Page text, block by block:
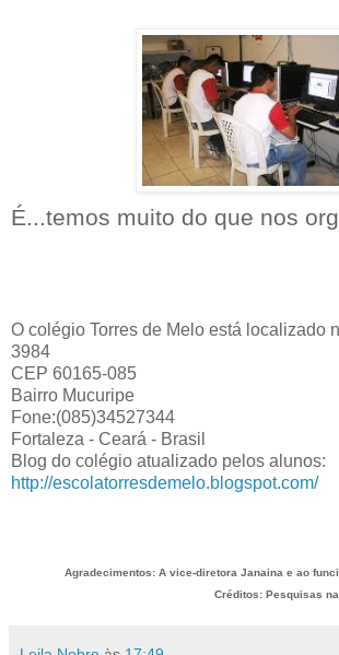
É...temos muito do que nos
O colégio Torres de Melo está localizado
3984
CEP 60165-085
Bairro Mucuripe
Fone:(085)34527344
Fortaleza - Ceará - Brasil
Blog do colégio atualizado pelos alunos:
http://escolatorresdemelo.blogspot.com/
Agradecimentos: A vice-diretora Janaina e ao
Créditos: Pesquisas